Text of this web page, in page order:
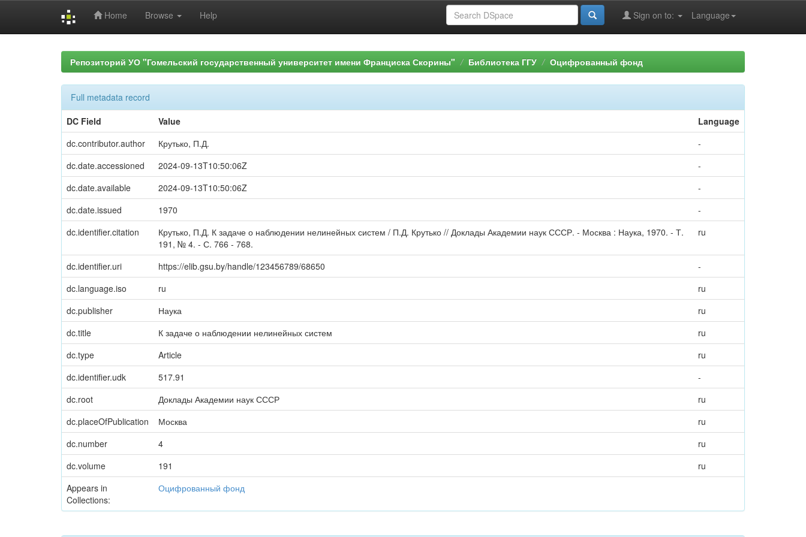
Home Browse Help Language
Sign on to:
Репозиторий УО "Гомельский государственный университет имени Франциска Скорины" Библиотека ГГУ Оцифрованный фонд
Full metadata record
DC Field
Value
Language
dc.contributor.author
Крутько, П.Д.
-
dc.date.accessioned
2024-09-13T10:50:06Z
-
dc.date.available
2024-09-13T10:50:06Z
-
dc.date.issued
1970
-
dc.identifier.citation
Крутько, П.Д. К задаче о наблюдении нелинейных систем / П.Д. Крутько // Доклады Академии наук СССР. - Москва : Наука, 1970. - Т.
191, № 4. - С. 766 - 768.
ru
dc.identifier.uri https://elib.gsu.by/handle/123456789/68650
-
dc.language.iso
ru
ru
dc.publisher
Наука
ru
dc.title
К задаче о наблюдении нелинейных систем
ru
dc.type
Article
ru
dc.identifier.udk
517.91
-
dc.root
Доклады Академии наук СССР
ru
dc.placeOfPublication
Москва
ru
dc.number
4
ru
dc.volume
191
ru
Appears in
Collections:
Оцифрованный фонд